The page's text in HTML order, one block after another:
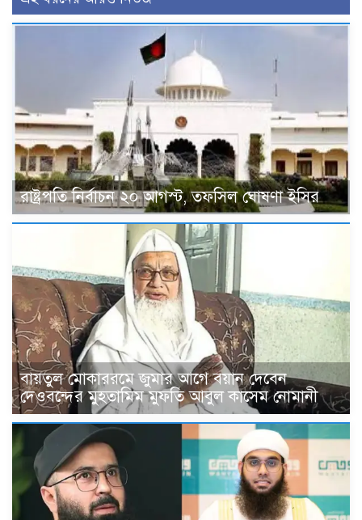
রাষ্ট্রপতি নির্বাচন ২০ আগস্ট, তফসিল ঘোষণা ইসির
বায়তুল মোকাররমে জুমার আগে বয়ান দেবেন
দেওবন্দের মুহতামিম মুফতি আবুল কাসেম নোমানী